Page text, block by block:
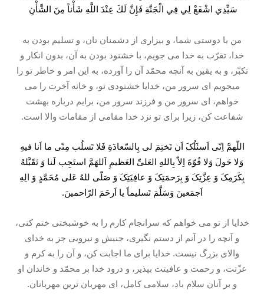
سَيِّدِي اشْفَعْ لِي فِي الْجَنَّةِ فَإِنَّ لَكَ عِنْدَ اللَّهِ شَأْناً مِنَ الشَّأْنِ
من با دوستى شما، و بيزارى از دشمنان تان، و تسليم بودن به
خدا، تقرّب به خدا می جويم، با خشنود بودن به آن، بدون انكار و
تكبّر، و به يقين به آنچه محمّد آن را آورده، به اين امر و خاطر تو را
میجويم اى سرور من، خدايا خشنودى تو، و خانه آخرت را می
خواهم، اى سرور من و فرزند سرور من، برايم درباره بهشت
شفاعت كن، زيرا براى تو نزد خدا مقامى از مقامات والا است.
اللّهمَّ اِنّی اَسئَلُکَ اَن تَختِمَ لی بِالسّعادَةِ فَلا تَسلُب مِنّی ما اَنا فیهِ
وَلا حَولَ وَلا قُوّةَ اِلاّ بِاللهِ العَلیِّ العَظیمِ اَللهَمَّ استَجِب لَنا وَ تَقَبَّلهُ
بِکَرَمِکَ وَ عِزَّتِکَ وَ بِرَحمَتِکَ وَ عافِیَتِکَ وَ صَلّی للهُ عَلی مُحَمَّدٍ وَ الِهِ
اَجمَعینَ وَسَلَّمَ تَسلیماً یا اَرحَمَ الرّاحمینَ.
خدايا از تو می خواهم كه سرانجام كارم را به خوشبختى ختم كنى،
و آنچه را در آنم از دستم نگيرى، جنبش و نيرويى جز به خداى
والاى بزرگ نيست. خدايا براى ما اجابت كن، و آن را به كرم و
عزّتت، و رحمت و عافيتت بپذير، و درود خدا بر محمّد و خاندان او
و بر آنان سلام باد، سلامى كامل، اى مهربان ترين مهربانان.